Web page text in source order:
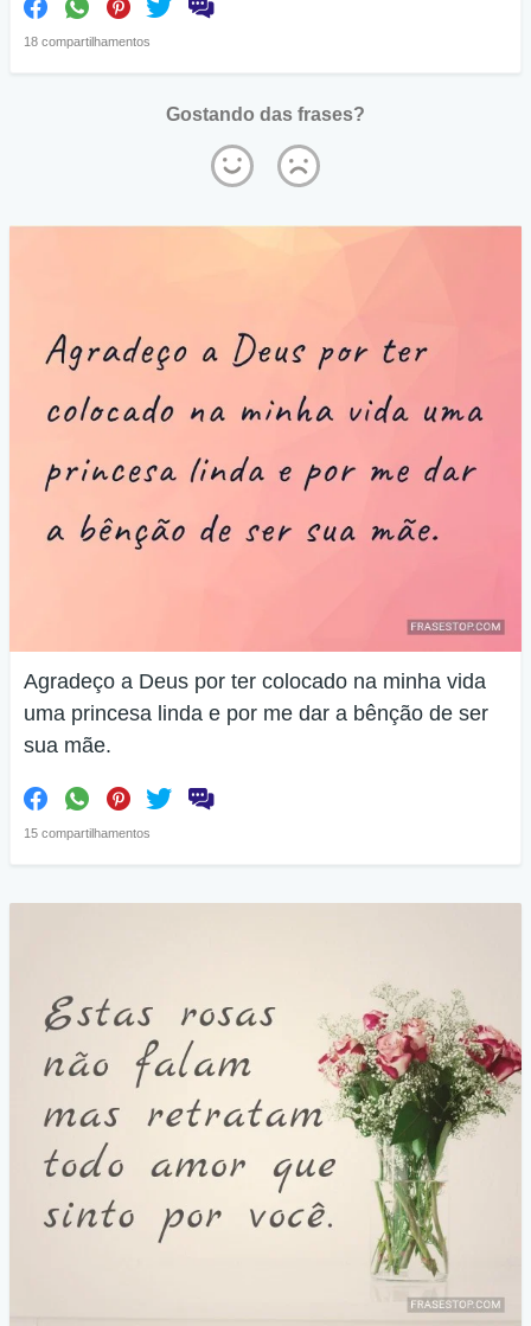
18 compartilhamentos
Gostando das frases?
Agradeço a Deus por ter colocado na minha vida
uma princesa linda e por me dar a bênção de ser
sua mãe.
15 compartilhamentos